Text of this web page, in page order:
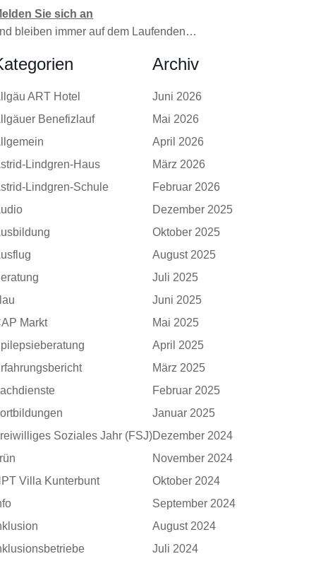
Sie sich an
bleiben immer auf dem Laufenden…
ART Hotel
Benefizlauf
Lindgren-Haus
Lindgren-Schule
Markt
Soziales Jahr (FSJ)
Villa Kunterbunt
Archiv
Juni 2026
Mai 2026
April 2026
März 2026
Februar 2026
Dezember 2025
Oktober 2025
August 2025
Juli 2025
Juni 2025
Mai 2025
April 2025
März 2025
Februar 2025
Januar 2025
Dezember 2024
November 2024
Oktober 2024
September 2024
August 2024
Juli 2024